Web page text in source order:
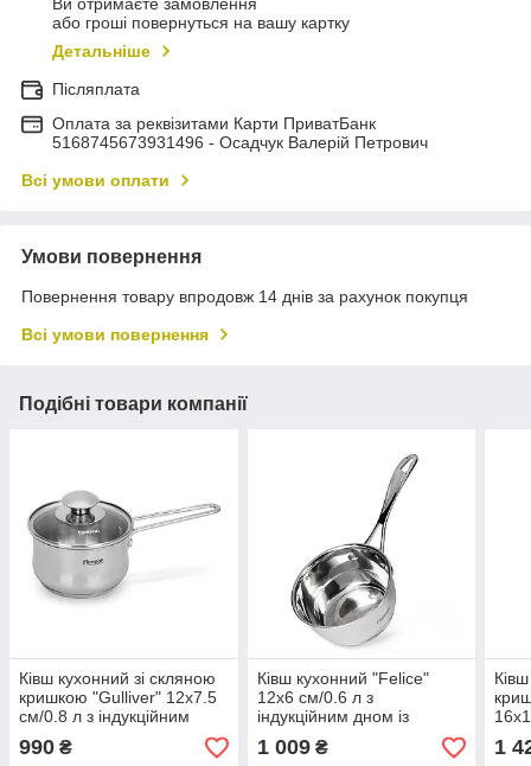
Ви отримаєте замовлення
або гроші повернуться на вашу картку
Детальніше
Післяплата
Оплата за реквізитами Карти ПриватБанк
5168745673931496 - Осадчук Валерій Петрович
Всі умови оплати
Умови повернення
Повернення товару впродовж 14 днів за рахунок покупця
Всі умови повернення
Подібні товари компанії
Ківш кухонний зі скляною
кришкою "Gulliver" 12х7.5
см/0.8 л з індукційним
Fissman
990 ₴
Ківш кухонний "Felice"
12х6 см/0.6 л з
індукційним дном із
неіржавкої сталі Fissman
1 009₴ 1